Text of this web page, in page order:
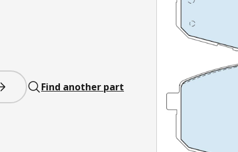
Find another part